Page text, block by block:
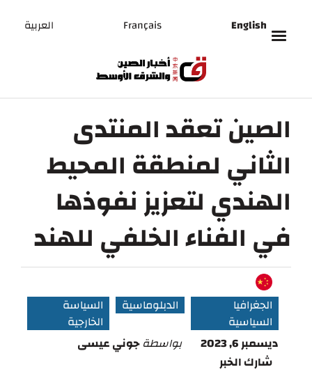
English
Français العربية
الصين تعقد المنتدى
الثاني لمنطقة المحيط
الهندي لتعزيز نفوذها
في الفناء الخلفي للهند
الجغرافيا
السياسية
الدبلوماسية
السياسة
الخارجية
ديسمبر 6, 2023
بواسطةجوني عيسى
شارك الخبر